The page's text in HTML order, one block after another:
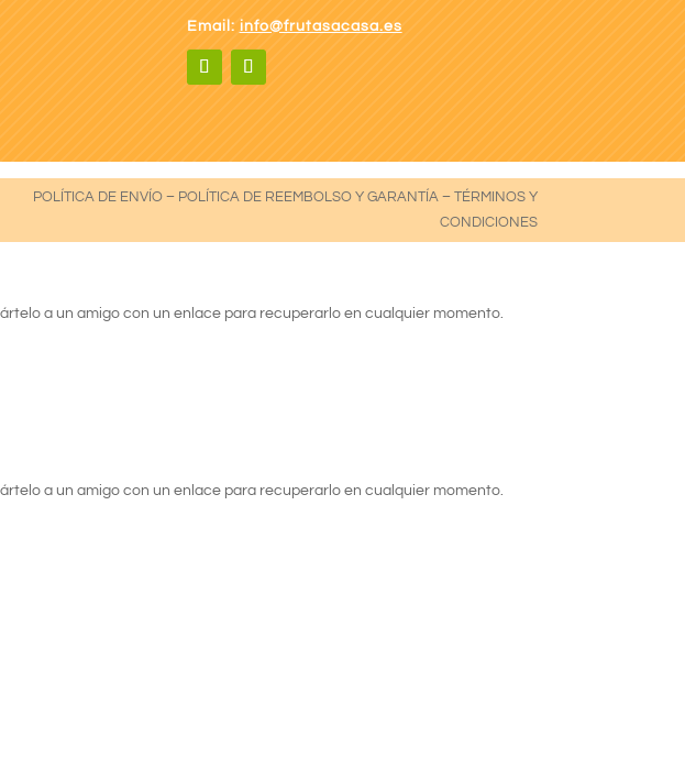
Email: info@frutasacasa.es
POLÍTICA DE ENVÍO– POLÍTICA DE REEMBOLSO Y GARANTÍA– TÉRMINOS Y
CONDICIONES
a un amigo con un enlace para recuperarlo en cualquier momento.
a un amigo con un enlace para recuperarlo en cualquier momento.